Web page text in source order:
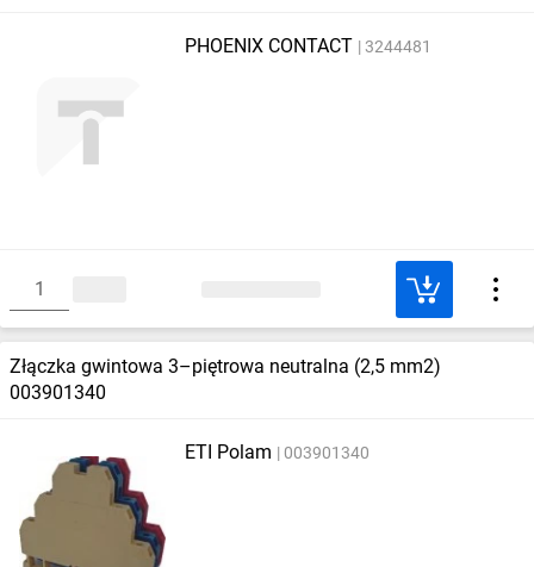
PHOENIX CONTACT 3244481
Złączka gwintowa 3–piętrowa neutralna (2,5 mm2)
003901340
ETI Polam 003901340